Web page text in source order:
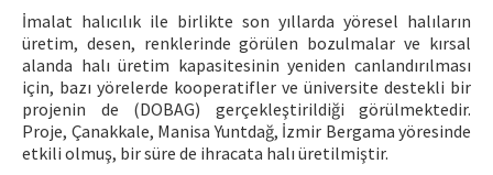
İmalat halıcılık ile birlikte son yıllarda yöresel halıların
üretim, desen, renklerinde görülen bozulmalar ve kırsal
alanda halı üretim kapasitesinin yeniden canlandırılması
için, bazı yörelerde kooperatifler ve üniversite destekli bir
projenin de (DOBAG) gerçekleştirildiği görülmektedir.
Proje, Çanakkale, Manisa Yuntdağ, İzmir Bergama yöresinde
etkili olmuş, bir süre de ihracata halı üretilmiştir.